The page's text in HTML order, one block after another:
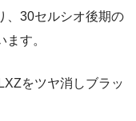
、30セルシオ後期の
す。
をツヤ消しブラッ